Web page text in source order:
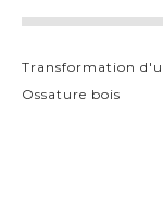
Transformation
Ossature bois